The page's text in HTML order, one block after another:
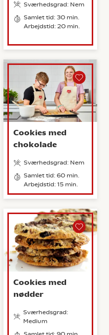
Sværhedsgrad: Nem
Samlet tid: 30 min.
Arbejdstid: 20 min.
Cookies med
chokolade
Sværhedsgrad: Nem
Samlet tid: 60 min.
Arbejdstid: 15 min.
Cookies med
nødder
Sværhedsgrad:
Medium